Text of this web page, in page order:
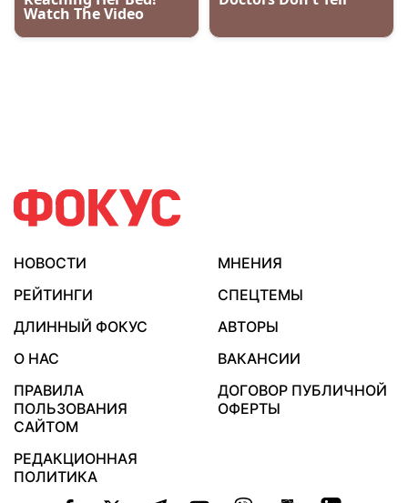
НОВОСТИ
МНЕНИЯ
РЕЙТИНГИ
СПЕЦТЕМЫ
ДЛИННЫЙ ФОКУС
АВТОРЫ
О НАС
ВАКАНСИИ
ПРАВИЛА
ПОЛЬЗОВАНИЯ
САЙТОМ
ДОГОВОР ПУБЛИЧНОЙ
ОФЕРТЫ
РЕДАКЦИОННАЯ
ПОЛИТИКА